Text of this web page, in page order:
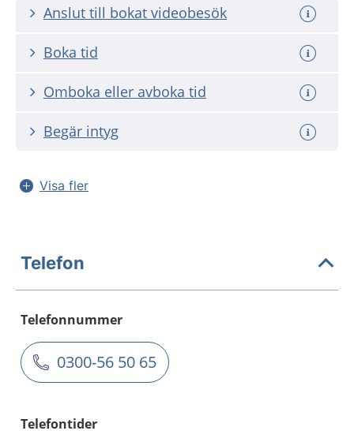
Anslut till bokat videobesök
Boka tid
Omboka eller avboka tid
Begär intyg
Visa fler
Telefon
Telefonnummer
0300-56 50 65
Telefontider